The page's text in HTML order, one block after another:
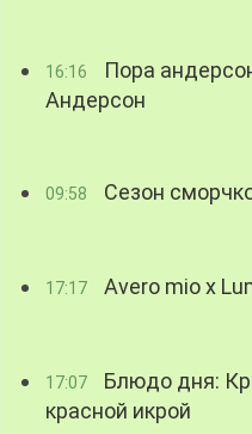
16:16
Пора
Андерсон
09:58 Сезон
17:17 Avero mio x
17:07
Блюдо дня:
красной икрой